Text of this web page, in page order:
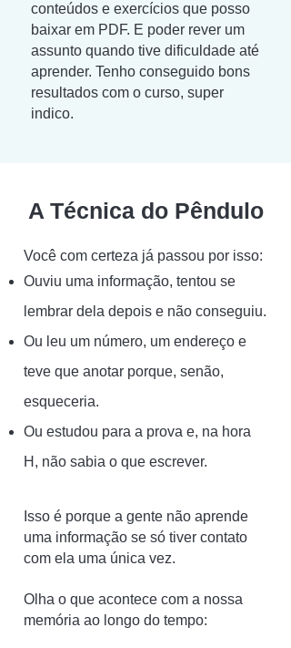
conteúdos e exercícios que posso
baixar em PDF. E poder rever um
assunto quando tive dificuldade até
aprender. Tenho conseguido bons
resultados com o curso, super
indico.
A Técnica do Pêndulo
Você com certeza já passou por isso:
Ouviu uma informação, tentou se
lembrar dela depois e não conseguiu.
Ou leu um número, um endereço e
teve que anotar porque, senão,
esqueceria.
Ou estudou para a prova e, na hora
H, não sabia o que escrever.
Isso é porque a gente não aprende
uma informação se só tiver contato
com ela uma única vez.
Olha o que acontece com a nossa
memória ao longo do tempo: